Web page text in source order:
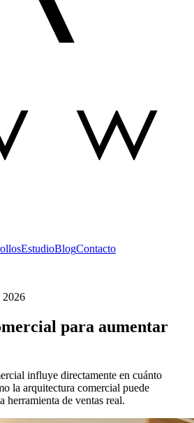
EstudioBlogContacto
2026
para aumentar
influye directamente en cuánto
la arquitectura comercial puede
herramienta de ventas real.